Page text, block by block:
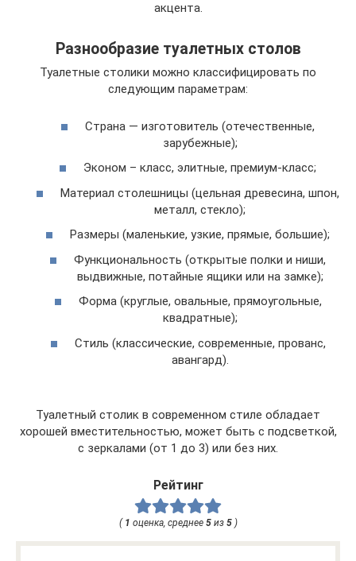
акцента.
Разнообразие туалетных столов
Туалетные столики можно классифицировать по
следующим параметрам:
Страна — изготовитель (отечественные,
зарубежные);
Эконом – класс, элитные, премиум-класс;
Материал столешницы (цельная древесина, шпон,
металл, стекло);
Размеры (маленькие, узкие, прямые, большие);
Функциональность (открытые полки и ниши,
выдвижные, потайные ящики или на замке);
Форма (круглые, овальные, прямоугольные,
квадратные);
Стиль (классические, современные, прованс,
авангард).
Туалетный столик в современном стиле обладает
хорошей вместительностью, может быть с подсветкой,
с зеркалами (от 1 до 3) или без них.
Рейтинг
( 1 оценка, среднее 5из 5)